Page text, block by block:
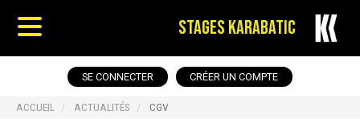
STAGES KARABATIC
SE CONNECTER CRÉER UN COMPTE
ACCUEIL ACTUALITÉS CGV